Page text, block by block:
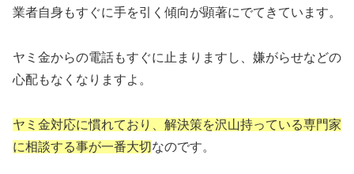
業者自身もすぐに手を引く傾向が顕著にでてきています。
ヤミ金からの電話もすぐに止まりますし、嫌がらせなどの
心配もなくなりますよ。
ヤミ金対応に慣れており、解決策を沢山持っている専門家
に相談する事が一番大切なのです。